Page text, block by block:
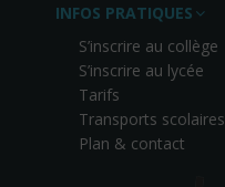
INFOS PRATIQUES
S’inscrire au collège
S’inscrire au lycée
Tarifs
Transports scolaires
Plan & contact